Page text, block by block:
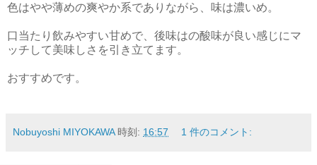
色はやや薄めの爽やか系でありながら、味は濃いめ。
口当たり飲みやすい甘めで、後味はの酸味が良い感じにマ
ッチして美味しさを引き立てます。
おすすめです。
Nobuyoshi MIYOKAWA 時刻: 16:57 1 件のコメント: